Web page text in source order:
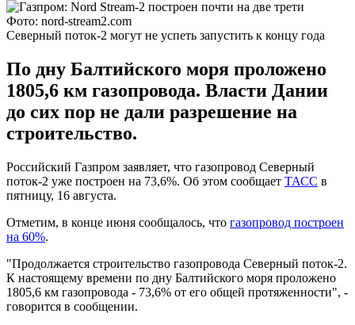
Фото: nord-stream2.com
Северный поток-2 могут не успеть запустить к концу года
По дну Балтийского моря проложено
1805,6 км газопровода. Власти Дании
до сих пор не дали разрешение на
строительство.
Российский Газпром заявляет, что газопровод Северный
поток-2 уже построен на 73,6%. Об этом сообщает ТАСС в
пятницу, 16 августа.
Отметим, в конце июня сообщалось, что газопровод построен
на 60%.
"Продолжается строительство газопровода Северный поток-2.
К настоящему времени по дну Балтийского моря проложено
1805,6 км газопровода - 73,6% от его общей протяженности", -
говорится в сообщении.